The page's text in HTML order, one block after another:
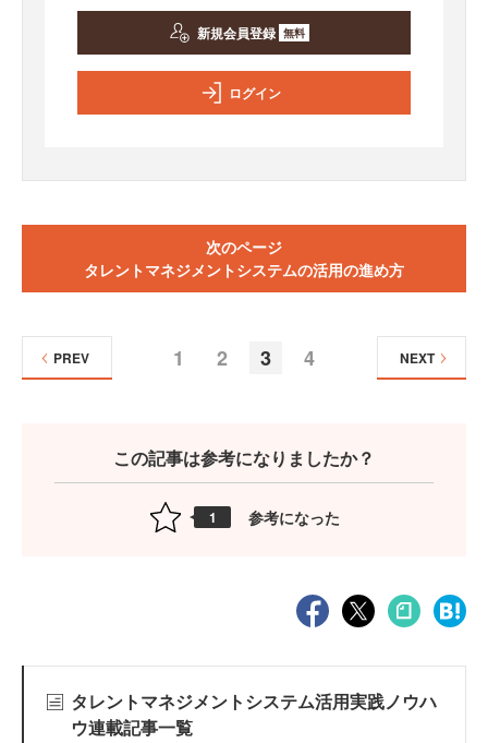
新規会員登録 無料
ログイン
次のページ
タレントマネジメントシステムの活用の進め方
1 2 3 4
PREV NEXT
この記事は参考になりましたか？
1 参考になった
タレントマネジメントシステム活用実践ノウハ
ウ連載記事一覧